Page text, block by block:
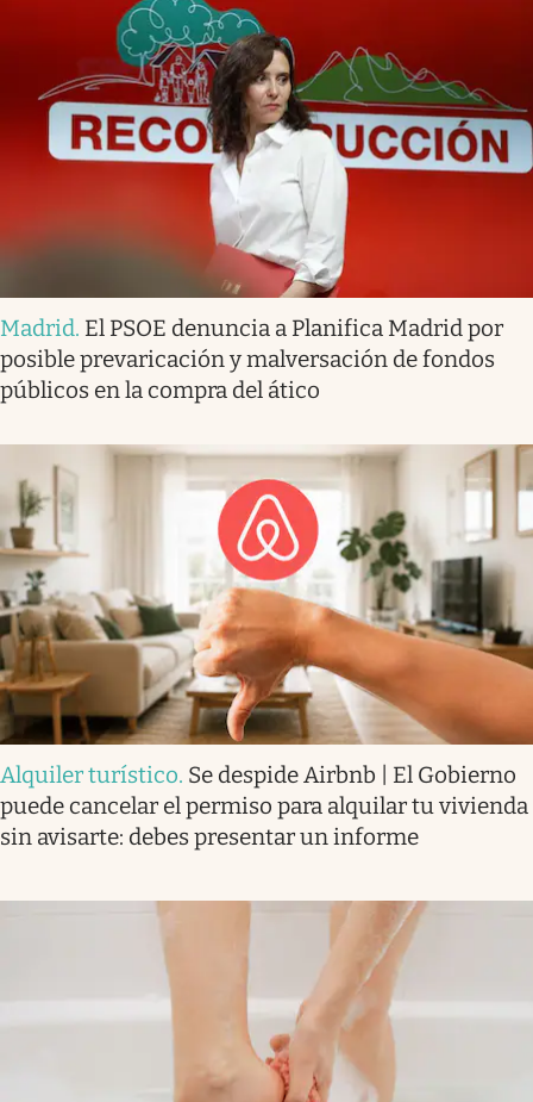
Madrid. El PSOE denuncia a Planifica Madrid por
posible prevaricación y malversación de fondos
públicos en la compra del ático
Alquiler turístico. Se despide Airbnb | El Gobierno
puede cancelar el permiso para alquilar tu vivienda
sin avisarte: debes presentar un informe